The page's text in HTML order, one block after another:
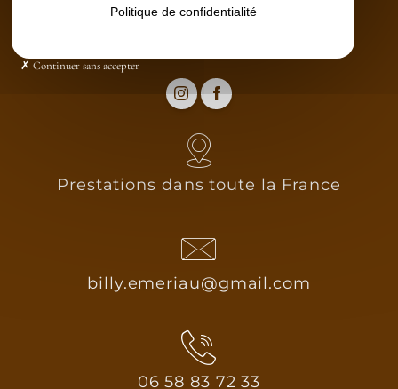
Contact
Prestations dans toute la France
billy.emeriau@gmail.com
06 58 83 72 33
Politique de confidentialité
Continuer sans accepter